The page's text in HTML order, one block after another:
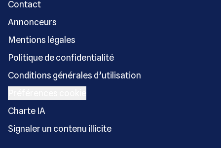
Contact
Annonceurs
Mentions légales
Politique de confidentialité
Conditions générales d’utilisation
Charte IA
Signaler un contenu illicite